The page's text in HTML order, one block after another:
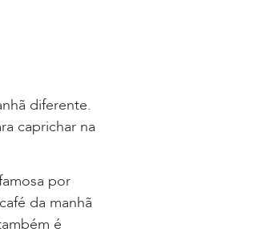
diferente.
caprichar na
por
da manhã
é